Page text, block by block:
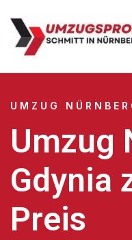
UMZUG
Umzug
Gdynia
Preis